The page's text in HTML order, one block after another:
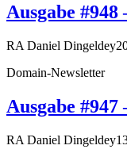
Ausgabe #948
RA Daniel Dingeldey
Domain-Newsletter
Ausgabe #947
RA Daniel Dingeldey